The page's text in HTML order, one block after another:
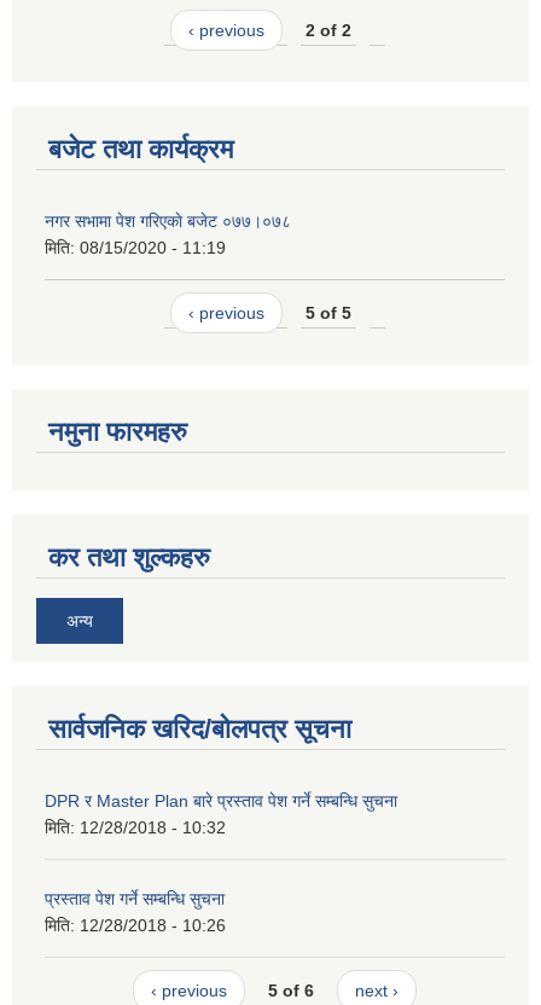
‹ previous 2 of 2
बजेट तथा कार्यक्रम
नगर सभामा पेश गरिएकाे बजेट ०७७।०७८
मिति: 08/15/2020 - 11:19
‹ previous 5 of 5
नमुना फारमहरु
कर तथा शुल्कहरु
अन्य
सार्वजनिक खरिद/बोलपत्र सूचना
DPR र Master Plan बारे प्रस्ताव पेश गर्ने सम्बन्धि सुचना
मिति: 12/28/2018 - 10:32
प्रस्ताव पेश गर्ने सम्बन्धि सुचना
मिति: 12/28/2018 - 10:26
‹ previous 5 of 6 next ›